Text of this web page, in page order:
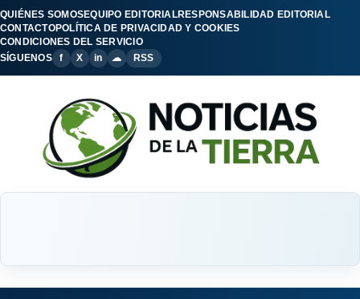
QUIÉNES SOMOSEQUIPO EDITORIALRESPONSABILIDAD EDITORIAL
CONTACTOPOLÍTICA DE PRIVACIDAD Y COOKIES
CONDICIONES DEL SERVICIO
SÍGUENOS
f X in ☁ RSS